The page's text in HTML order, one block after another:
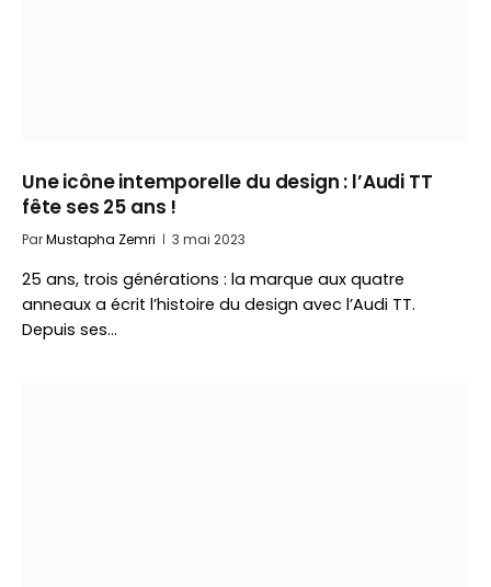
Une icône intemporelle du design : l’Audi TT
fête ses 25 ans !
ParMustapha Zemri 3 mai 2023
25 ans, trois générations : la marque aux quatre
anneaux a écrit l’histoire du design avec l’Audi TT.
Depuis ses…